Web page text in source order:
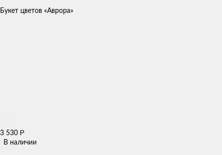
Букет цветов «Аврора»
3 530 Р
В наличии